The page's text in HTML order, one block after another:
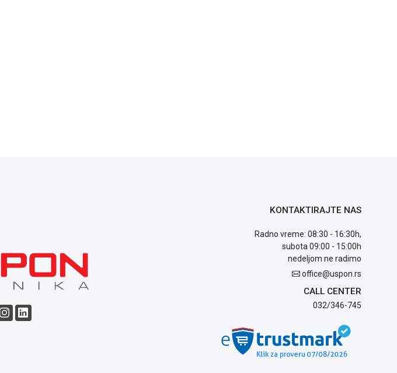
KONTAKTIRAJTE NAS
Radno vreme: 08:30 - 16:30h,
subota 09:00 - 15:00h
nedeljom ne radimo
office@uspon.rs
CALL CENTER
032/346-745